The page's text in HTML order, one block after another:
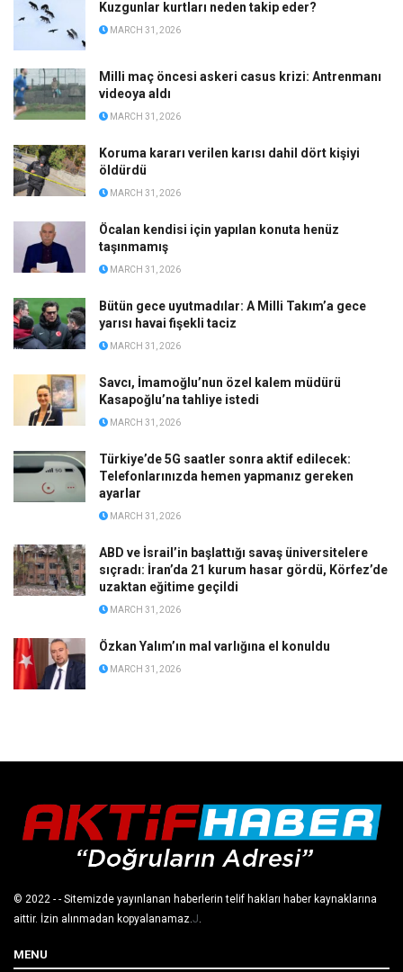
Kuzgunlar kurtları neden takip eder?
MARCH 31, 2026
Milli maç öncesi askeri casus krizi: Antrenmanı
videoya aldı
MARCH 31, 2026
Koruma kararı verilen karısı dahil dört kişiyi
öldürdü
MARCH 31, 2026
Öcalan kendisi için yapılan konuta henüz
taşınmamış
MARCH 31, 2026
Bütün gece uyutmadılar: A Milli Takım’a gece
yarısı havai fişekli taciz
MARCH 31, 2026
Savcı, İmamoğlu’nun özel kalem müdürü
Kasapoğlu’na tahliye istedi
MARCH 31, 2026
Türkiye’de 5G saatler sonra aktif edilecek:
Telefonlarınızda hemen yapmanız gereken
ayarlar
MARCH 31, 2026
ABD ve İsrail’in başlattığı savaş üniversitelere
sıçradı: İran’da 21 kurum hasar gördü, Körfez’de
uzaktan eğitime geçildi
MARCH 31, 2026
Özkan Yalım’ın mal varlığına el konuldu
MARCH 31, 2026
© 2022 - - Sitemizde yayınlanan haberlerin telif hakları haber kaynaklarına
aittir. İzin alınmadan kopyalanamaz. J
MENU